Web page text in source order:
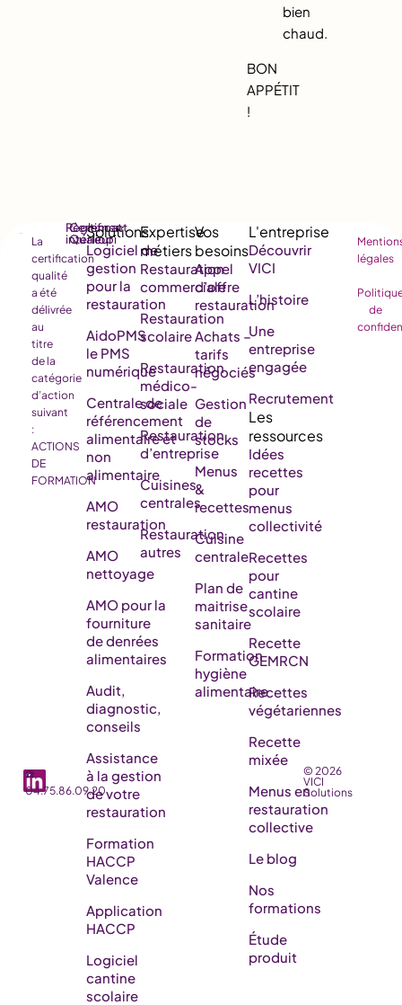
bien
chaud.
BON
APPÉTIT
!
☎️
04.75.86.09.20
La
certification
qualité
a été
délivrée
au
titre
de la
catégorie
d’action
suivant
:
ACTIONS
DE
FORMATION
Règlement
intérieur
Certificat
Qualiopi
Logiciel de
gestion
pour la
restauration
AidoPMS
le PMS
numérique
Centrale de
référencement
alimentaire et
non
alimentaire
AMO
restauration
AMO
nettoyage
AMO pour la
fourniture
de denrées
alimentaires
Audit,
diagnostic,
conseils
Assistance
à la gestion
de votre
restauration
Formation
HACCP
Valence
Application
HACCP
Logiciel
cantine
scolaire
Restauration
commerciale
Restauration
scolaire
Restauration
médico-
sociale
Restauration
d’entreprise
Cuisines
centrales
Restauration
autres
Appel
d’offre
restauration
Achats –
tarifs
négociés
Gestion
de
stocks
Menus
&
recettes
Cuisine
centrale
Plan de
maitrise
sanitaire
Formation
hygiène
alimentaire
Découvrir
VICI
L’histoire
Une
entreprise
engagée
Recrutement
Idées
recettes
pour
menus
collectivité
Recettes
pour
cantine
scolaire
Recette
GEMRCN
Recettes
végétariennes
Recette
mixée
Menus en
restauration
collective
Le blog
Nos
formations
Étude
produit
© 2026
VICI
Solutions
légales
de